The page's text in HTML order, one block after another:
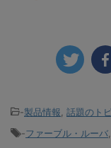
-製品情報, 話題のト
-ファーブル・ルーバ,